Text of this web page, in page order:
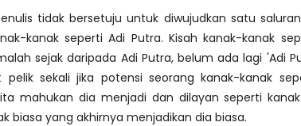
tidak bersetuju untuk diwujudkan satu
kanak seperti Adi Putra. Kisah kanak-kanak
sejak daripada Adi Putra, belum ada lagi 'Adi
sekali jika potensi seorang kanak-kanak
mahukan dia menjadi dan dilayan seperti
biasa yang akhirnya menjadikan dia biasa.